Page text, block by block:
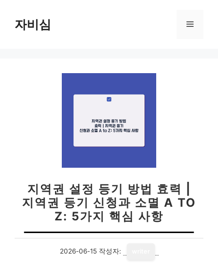
자비심 메
지역권 설정 등기 방법 효력 |
지역권 등기 신청과 소멸 A TO
Z: 5가지 핵심 사항
2026-06-15 작성자: